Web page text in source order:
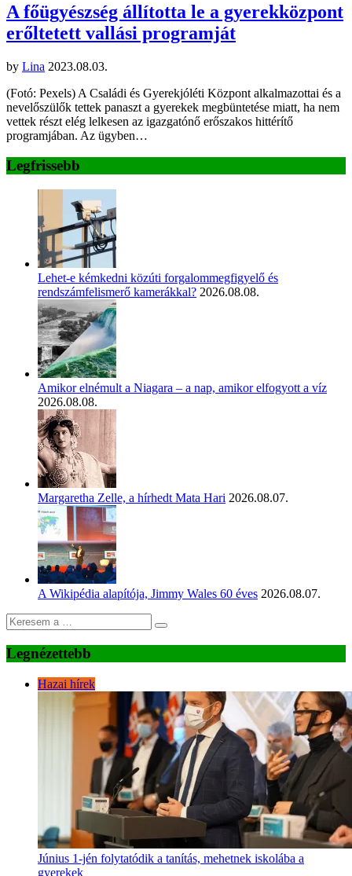
A főügyészség állította le a gyerekközpont
erőltetett vallási programját
by Lina 2023.08.03.
(Fotó: Pexels) A Családi és Gyerekjóléti Központ alkalmazottai és a
nevelőszülők tettek panaszt a gyerekek megbüntetése miatt, ha nem
vettek részt elég lelkesen az igazgatónő erőszakos hittérítő
programjában. Az ügyben…
Legfrissebb
Lehet-e kémkedni közúti forgalommegfigyelő és
rendszámfelismerő kamerákkal? 2026.08.08.
Amikor elnémult a Niagara – a nap, amikor elfogyott a víz
2026.08.08.
Margaretha Zelle, a hírhedt Mata Hari 2026.08.07.
A Wikipédia alapítója, Jimmy Wales 60 éves 2026.08.07.
Legnézettebb
Hazai hírek
Június 1-jén folytatódik a tanítás, mehetnek iskolába a
gyerekek